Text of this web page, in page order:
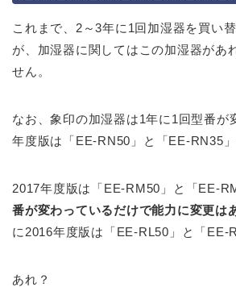
これまで、2～3年に1回加湿器を買い
が、加湿器に関してはこの加湿器があ
せん。
なお、象印の加湿器は1年に1回型番が
年度版は「EE-RN50」と「EE-RN35」
2017年度版は「EE-RM50」と「EE-
番が変わっているだけで能力に変更は
に2016年度版は「EE-RL50」と「EE-
あれ？